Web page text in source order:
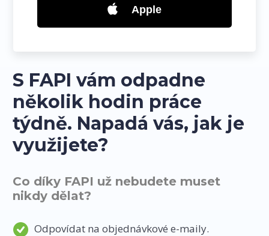
Apple
S FAPI vám odpadne
několik hodin práce
týdně. Napadá vás, jak je
využijete?
Co díky FAPI už nebudete muset
nikdy dělat?
Odpovídat na objednávkové e-maily.